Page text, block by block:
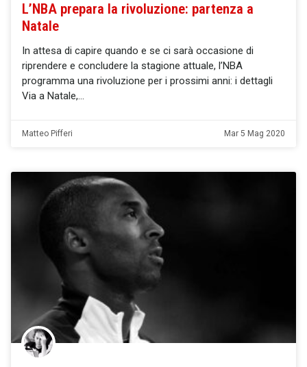
L’NBA prepara la rivoluzione: partenza a
Natale
In attesa di capire quando e se ci sarà occasione di
riprendere e concludere la stagione attuale, l’NBA
programma una rivoluzione per i prossimi anni: i dettagli
Via a Natale,
Matteo Pifferi Mar 5 Mag 2020